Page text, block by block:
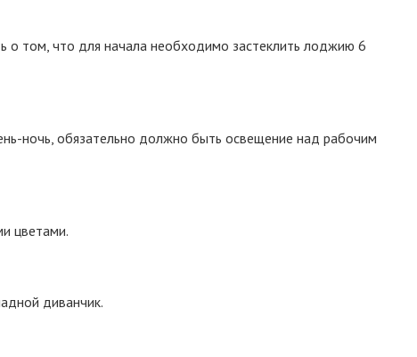
о том, что для начала необходимо застеклить лоджию 6
ночь, обязательно должно быть освещение над рабочим
цветами.
диванчик.